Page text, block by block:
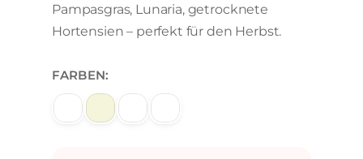
Pampasgras, Lunaria, getrocknete
Hortensien – perfekt für den Herbst.
FARBEN: